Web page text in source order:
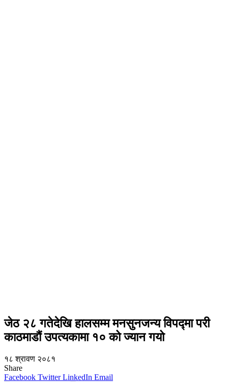
जेठ २८ गतेदेखि हालसम्म मनसुनजन्य विपद्मा परी
काठमाडौं उपत्यकामा १० को ज्यान गयो
१८ श्रावण २०८१
Share
Facebook Twitter LinkedIn Email